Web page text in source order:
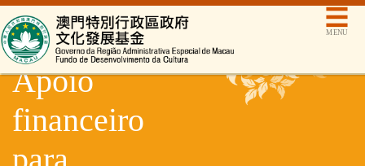
Fundo de Desenvolvimento da Cultura
MENU
Apoio
financeiro